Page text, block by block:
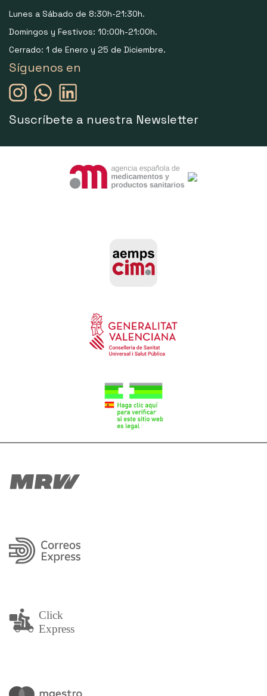
Lunes a Sábado de 8:30h-21:30h.
Domingos y Festivos: 10:00h-21:00h.
Cerrado: 1 de Enero y 25 de Diciembre.
Síguenos en
Suscríbete a nuestra Newsletter